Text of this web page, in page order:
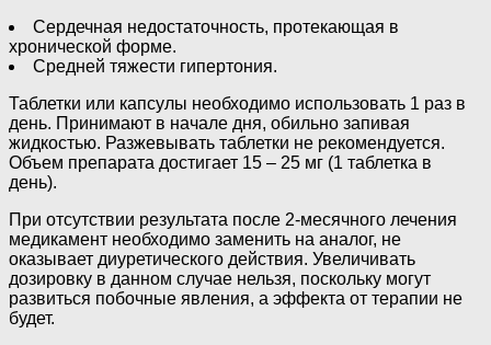
Сердечная недостаточность, протекающая в
хронической форме.
Средней тяжести гипертония.
Таблетки или капсулы необходимо использовать 1 раз в
день. Принимают в начале дня, обильно запивая
жидкостью. Разжевывать таблетки не рекомендуется.
Объем препарата достигает 15 – 25 мг (1 таблетка в
день).
При отсутствии результата после 2-месячного лечения
медикамент необходимо заменить на аналог, не
оказывает диуретического действия. Увеличивать
дозировку в данном случае нельзя, поскольку могут
развиться побочные явления, а эффекта от терапии не
будет.